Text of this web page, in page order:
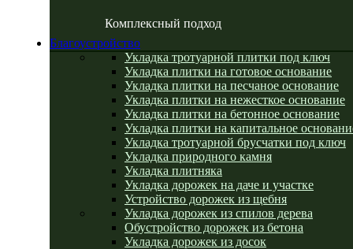
Комплексный подход
Благоустройство
Укладка тротуарной плитки под ключ
Укладка плитки на готовое основание
Укладка плитки на песчаное основание
Укладка плитки на нежесткое основание
Укладка плитки на бетонное основание
Укладка плитки на капитальное
Укладка тротуарной брусчатки под ключ
Укладка природного камня
Укладка плитняка
Укладка дорожек на даче и участке
Устройство дорожек из щебня
Укладка дорожек из спилов дерева
Обустройство дорожек из бетона
Укладка дорожек из досок